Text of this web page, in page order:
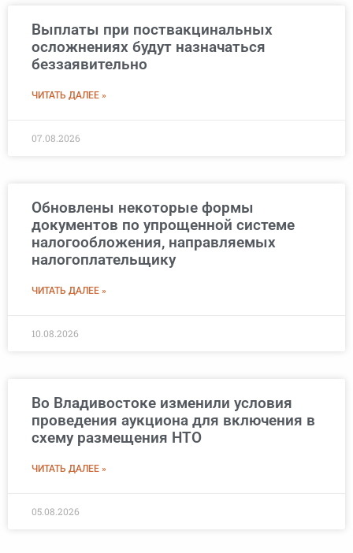
Выплаты при поствакцинальных
осложнениях будут назначаться
беззаявительно
ЧИТАТЬ ДАЛЕЕ »
07.08.2026
Обновлены некоторые формы
документов по упрощенной системе
налогообложения, направляемых
налогоплательщику
ЧИТАТЬ ДАЛЕЕ »
10.08.2026
Во Владивостоке изменили условия
проведения аукциона для включения в
схему размещения НТО
ЧИТАТЬ ДАЛЕЕ »
05.08.2026